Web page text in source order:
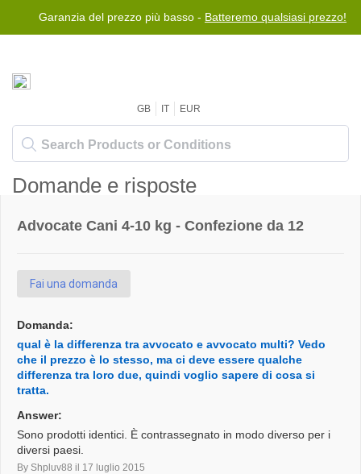
Garanzia del prezzo più basso - Batteremo qualsiasi prezzo!
GB IT EUR
Domande e risposte
Advocate Cani 4-10 kg - Confezione da 12
Fai una domanda
Domanda:
qual è la differenza tra avvocato e avvocato multi? Vedo
che il prezzo è lo stesso, ma ci deve essere qualche
differenza tra loro due, quindi voglio sapere di cosa si
tratta.
Answer:
Sono prodotti identici. È contrassegnato in modo diverso per i
diversi paesi.
By Shpluv88 il 17 luglio 2015